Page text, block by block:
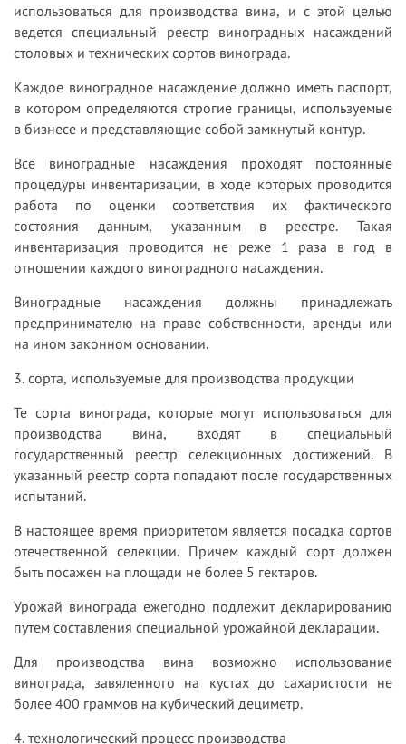
использоваться для производства вина, и с этой целью
ведется специальный реестр виноградных насаждений
столовых и технических сортов винограда.
Каждое виноградное насаждение должно иметь паспорт,
в котором определяются строгие границы, используемые
в бизнесе и представляющие собой замкнутый контур.
Все виноградные насаждения проходят постоянные
процедуры инвентаризации, в ходе которых проводится
работа по оценки соответствия их фактического
состояния данным, указанным в реестре. Такая
инвентаризация проводится не реже 1 раза в год в
отношении каждого виноградного насаждения.
Виноградные насаждения должны принадлежать
предпринимателю на праве собственности, аренды или
на ином законном основании.
3. сорта, используемые для производства продукции
Те сорта винограда, которые могут использоваться для
производства вина, входят в специальный
государственный реестр селекционных достижений. В
указанный реестр сорта попадают после государственных
испытаний.
В настоящее время приоритетом является посадка сортов
отечественной селекции. Причем каждый сорт должен
быть посажен на площади не более 5 гектаров.
Урожай винограда ежегодно подлежит декларированию
путем составления специальной урожайной декларации.
Для производства вина возможно использование
винограда, завяленного на кустах до сахаристости не
более 400 граммов на кубический дециметр.
4. технологический процесс производства